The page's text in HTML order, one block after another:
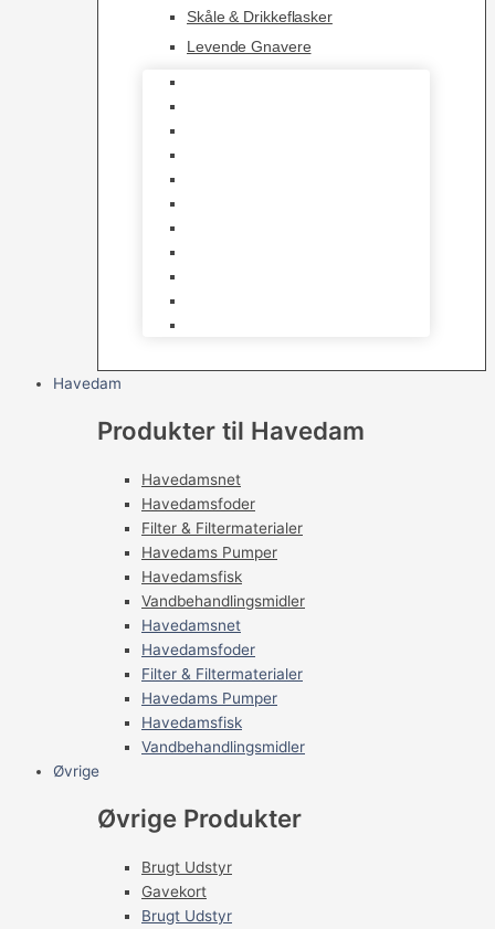
Skåle & Drikkeflasker
Levende Gnavere
Havedam
Produkter til Havedam
Havedamsnet
Havedamsfoder
Filter & Filtermaterialer
Havedams Pumper
Havedamsfisk
Vandbehandlingsmidler
Havedamsnet
Havedamsfoder
Filter & Filtermaterialer
Havedams Pumper
Havedamsfisk
Vandbehandlingsmidler
Øvrige
Øvrige Produkter
Brugt Udstyr
Gavekort
Brugt Udstyr